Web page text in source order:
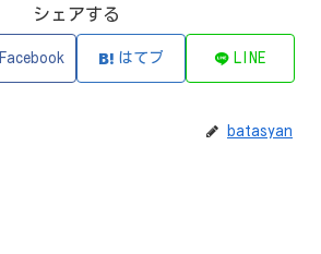
シェアする
Facebook はてブ LINE
batasyan